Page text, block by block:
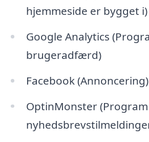
hjemmeside er bygget i)
Google Analytics
brugeradfærd)
Facebook (Annoncering)
OptinMonster